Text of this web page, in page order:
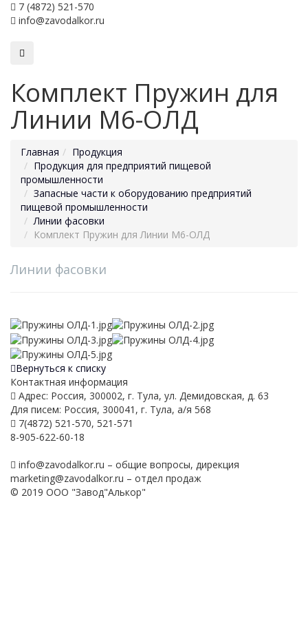
7 (4872) 521-570
info@zavodalkor.ru
Комплект Пружин для
Линии М6-ОЛД
Главная
Продукция
Продукция для предприятий пищевой
промышленности
Запасные части к оборудованию предприятий
пищевой промышленности
Линии фасовки
Комплект Пружин для Линии М6-ОЛД
Линии фасовки
Вернуться к списку
Контактная информация
Адрес: Россия, 300002, г. Тула, ул. Демидовская, д. 63
Для писем: Россия, 300041, г. Тула, а/я 568
7(4872) 521-570, 521-571
8-905-622-60-18
info@zavodalkor.ru – общие вопросы, дирекция
marketing@zavodalkor.ru – отдел продаж
© 2019 ООО "Завод"Алькор"